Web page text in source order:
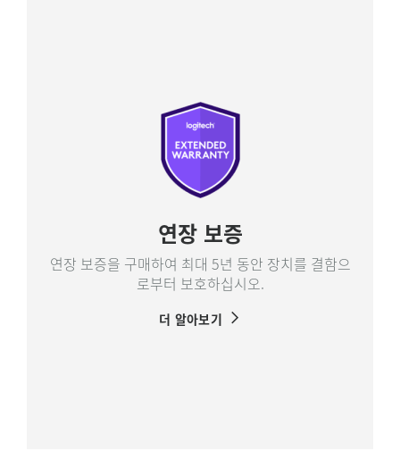
연장 보증
연장 보증을 구매하여 최대 5년 동안 장치를 결함으
로부터 보호하십시오.
더 알아보기